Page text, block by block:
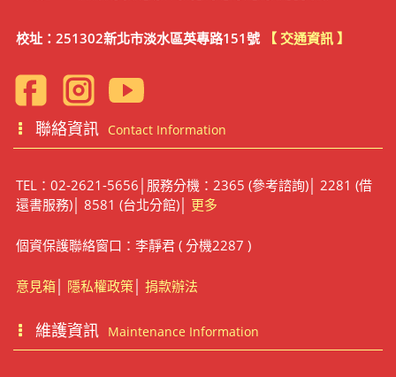
校址：251302新北市淡水區英專路151號 【 交通資訊 】
聯絡資訊 Contact Information
TEL：02-2621-5656│服務分機：2365 (參考諮詢)│ 2281 (借
還書服務)│ 8581 (台北分館)│ 更多
個資保護聯絡窗口：李靜君 ( 分機2287 )
意見箱│ 隱私權政策│ 捐款辦法
維護資訊 Maintenance Information